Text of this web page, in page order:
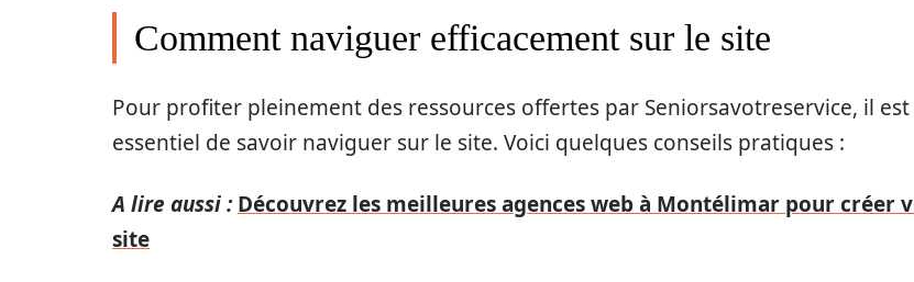
Comment naviguer efficacement sur le site
Pour profiter pleinement des ressources offertes par Seniorsavotreservice, il est
essentiel de savoir naviguer sur le site. Voici quelques conseils pratiques :
A lire aussi : Découvrez les meilleures agences web à Montélimar pour créer
site